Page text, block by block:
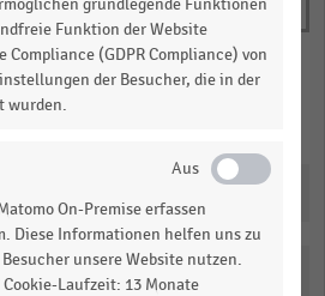
grundlegende Funktionen
Funktion der Website
Compliance (GDPR Compliance) von
der Besucher, die in der
wurden.
On-Premise erfassen
Diese Informationen helfen uns zu
unsere Website nutzen.
Laufzeit: 13 Monate